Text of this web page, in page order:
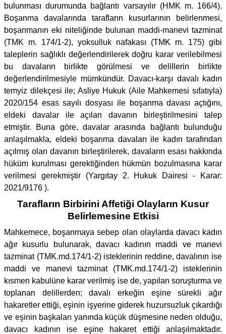
bulunması durumunda bağlantı varsayılır (HMK m. 166/4).
Boşanma davalarında tarafların kusurlarının belirlenmesi,
boşanmanın eki niteliğinde bulunan maddi-manevi tazminat
(TMK m. 174/1-2), yoksulluk nafakası (TMK m. 175) gibi
taleplerin sağlıklı değerlendirilerek doğru karar verilebilmesi
bu davaların birlikte görülmesi ve delillerin birlikte
değerlendirilmesiyle mümkündür. Davacı-karşı davalı kadın
temyiz dilekçesi ile; Asliye Hukuk (Aile Mahkemesi sıfatıyla)
2020/154 esas sayılı dosyası ile boşanma davası açtığını,
eldeki davalar ile açılan davanın birleştirilmesini talep
etmiştir. Buna göre, davalar arasında bağlantı bulunduğu
anlaşılmakla, eldeki boşanma davaları ile kadın tarafından
açılmış olan davanın birleştirilerek, davaların esası hakkında
hüküm kurulması gerektiğinden hükmün bozulmasına karar
verilmesi gerekmiştir (Yargıtay 2. Hukuk Dairesi - Karar:
2021/9176 ).
Tarafların Birbirini Affetiği Olayların Kusur
Belirlemesine Etkisi
Mahkemece, boşanmaya sebep olan olaylarda davacı kadın
ağır kusurlu bulunarak, davacı kadının maddi ve manevi
tazminat (TMK.md.174/1-2) isteklerinin reddine, davalının ise
maddi ve manevi tazminat (TMK.md.174/1-2) isteklerinin
kısmen kabulüne karar verilmiş ise de, yapılan soruşturma ve
toplanan delillerden; davalı erkeğin eşine sürekli ağır
hakaretler ettiği, eşinin işyerine giderek huzursuzluk çıkardığı
ve eşinin başkaları yanında küçük düşmesine neden olduğu,
davacı kadının ise eşine hakaret ettiği anlaşılmaktadır.